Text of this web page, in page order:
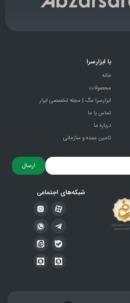
با ابزارسرا
خانه
محصولات
ابزارسرا مگ | مجله تخصصی ابزار
تماس با ما
درباره ما
تامین عمده و سازمانی
ارسال
شبکه‌های اجتماعی